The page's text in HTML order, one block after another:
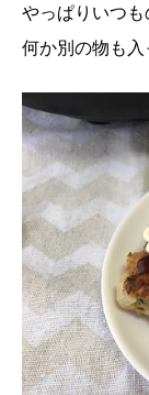
やっぱりいつも
何か別の物も入